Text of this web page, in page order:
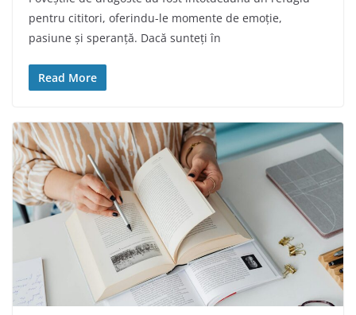
pentru cititori, oferindu-le momente de emoție,
pasiune și speranță. Dacă sunteți în
Read More